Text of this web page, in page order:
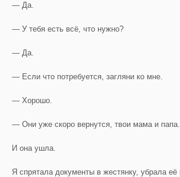
— Да.
— У тебя есть всё, что нужно?
— Да.
— Если что потребуется, загляни ко мне.
— Хорошо.
— Они уже скоро вернутся, твои мама и папа.
И она ушла.
Я спрятала документы в жестянку, убрала